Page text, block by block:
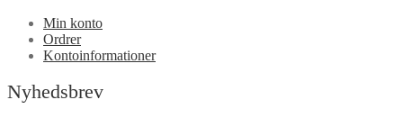
Min konto
Ordrer
Kontoinformationer
Nyhedsbrev